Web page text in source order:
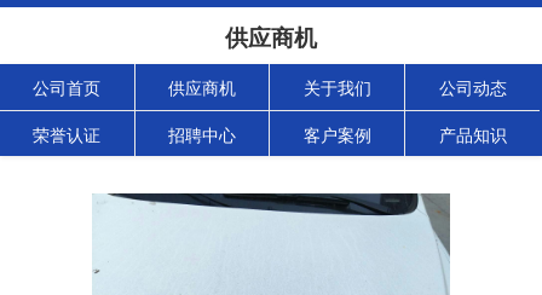
供应商机
公司首页 供应商机 关于我们 公司动态
荣誉认证 招聘中心 客户案例 产品知识